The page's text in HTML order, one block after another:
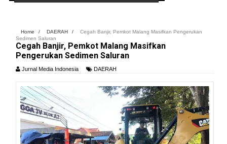
Home / DAERAH /
Cegah Banjir, Pemkot Malang Masifkan Pengerukan
Sedimen Saluran
Cegah Banjir, Pemkot Malang Masifkan
Pengerukan Sedimen Saluran
Jurnal Media Indonesia DAERAH